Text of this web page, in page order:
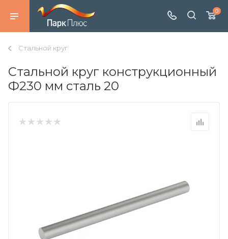
0
Стальной круг
Стальной круг конструкционный
Ф230 мм сталь 20